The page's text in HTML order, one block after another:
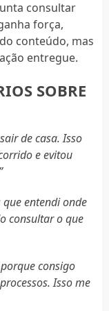
consultar
força,
conteúdo, mas
entregue.
SOBRE
de casa. Isso
e evitou
que entendi onde
consultar o que
consigo
Isso me